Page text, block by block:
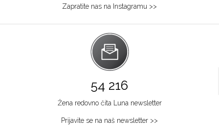
Zapratite nas na Instagramu >>
54 216
Žena redovno čita Luna newsletter
Prijavite se na naš newsletter >>